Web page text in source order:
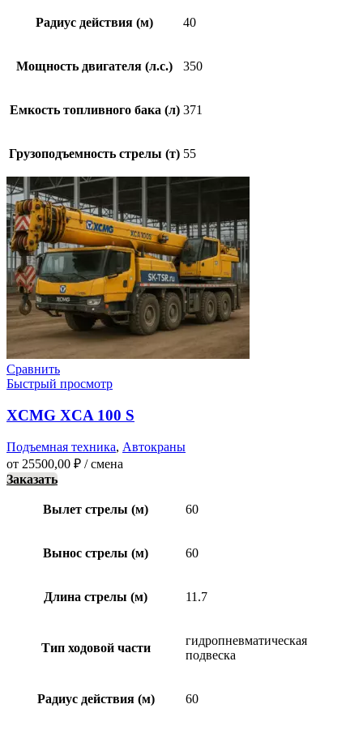
Радиус действия (м) 40
Мощность двигателя (л.с.) 350
Емкость топливного бака (л) 371
Грузоподъемность стрелы (т) 55
Сравнить
Быстрый просмотр
XCMG XCA 100 S
Подъемная техника, Автокраны
от 25500,00 ₽ / смена
Заказать
Вылет стрелы (м) 60
Вынос стрелы (м) 60
Длина стрелы (м) 11.7
Тип ходовой части
гидропневматическая
подвеска
Радиус действия (м) 60